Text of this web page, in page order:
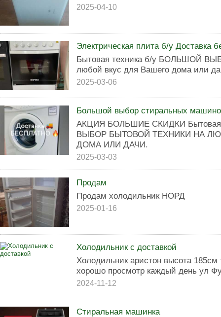
2025-04-10
Электрическая плита б/у Доставка
Бытовая техника б/у БОЛЬШОЙ
любой вкус для Вашего дома или
2025-03-06
Большой выбор стиральных
АКЦИЯ БОЛЬШИЕ СКИДКИ
ВЫБОР БЫТОВОЙ ТЕХНИКИ НА
ДОМА ИЛИ ДАЧИ.
2025-03-03
Продам
Продам холодильник НОРД
2025-01-16
Холодильник с доставкой
Холодильник аристон высота
хорошо просмотр каждый день ул
2024-11-12
Стиральная машинка